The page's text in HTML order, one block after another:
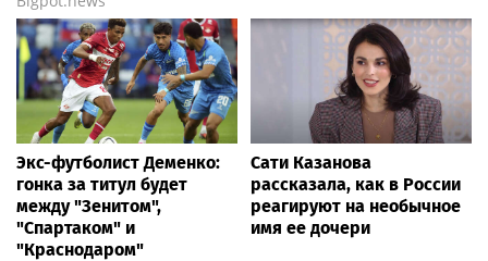
Экс-футболист Деменко:
гонка за титул будет
между "Зенитом",
"Спартаком" и
"Краснодаром"
Сати Казанова
рассказала, как в России
реагируют на необычное
имя ее дочери